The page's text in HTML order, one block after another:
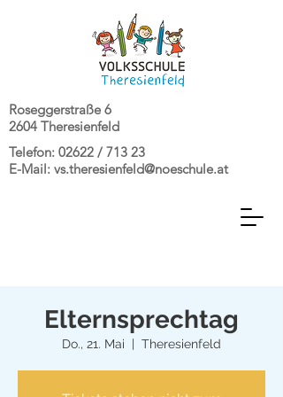
Telefon: 02622 / 713 23
E-Mail: vs.theresienfeld@noeschule.at
Roseggerstraße 6
2604 Theresienfeld
Elternsprechtag
Do., 21. Mai
  |
Theresienfeld